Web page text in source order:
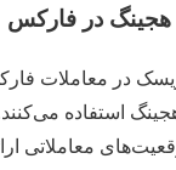
هجینگ در فارکس
در معاملات
استفاده می‌کنند.
معاملاتی